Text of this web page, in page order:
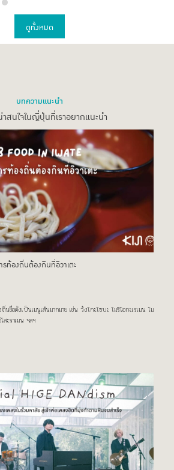
ดูทั้งหมด
บทความแนะนำ
าสนใจในญี่ปุ่นที่เราอยากแนะนำ
ท้องถิ่นต้องกินที่อิวาเตะ
ชื่อดังเป็นเมนูเส้นมากมาย เช่น วังโกะโซบะ โมริโอกะเรเมน โม
สะราเมน ฯลฯ